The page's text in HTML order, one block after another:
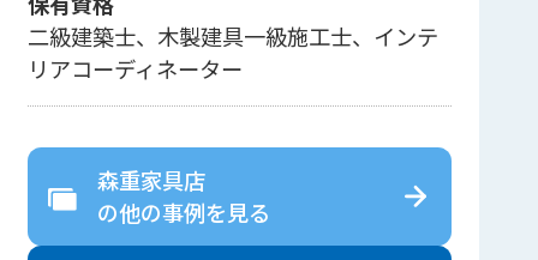
二級建築士、木製建具一級施工士、インテ
リアコーディネーター
森重家具店
の他の事例を見る